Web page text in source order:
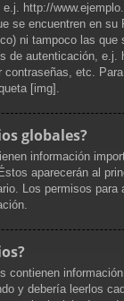
http://
se encuentren en su
ni tampoco las que
de autenticación, e.j.
etc.
[img].
globales?
información
aparecerán al
Los permisos para
contienen
y debería leerlos